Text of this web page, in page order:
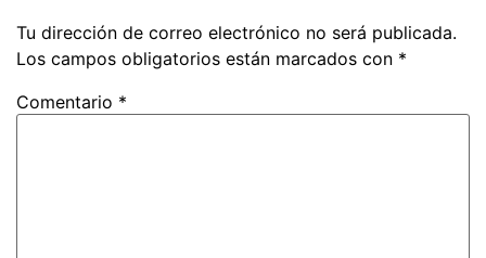
Tu dirección de correo electrónico no será publicada.
Los campos obligatorios están marcados con *
Comentario *